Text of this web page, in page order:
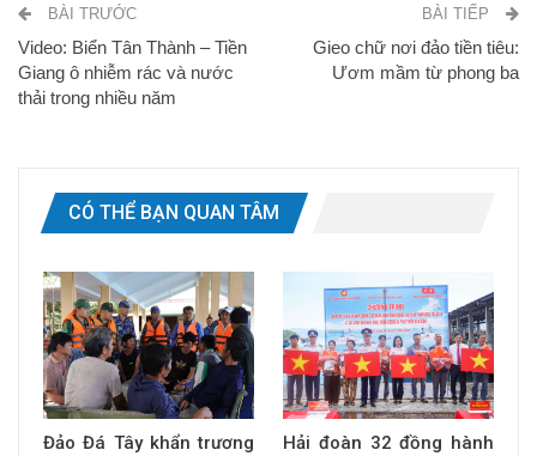
BÀI TRƯỚC
Video: Biển Tân Thành – Tiền
Giang ô nhiễm rác và nước
thải trong nhiều năm
BÀI TIẾP
Gieo chữ nơi đảo tiền tiêu:
Ươm mầm từ phong ba
CÓ THỂ BẠN QUAN TÂM
Đảo Đá Tây khẩn trương
Hải đoàn 32 đồng hành